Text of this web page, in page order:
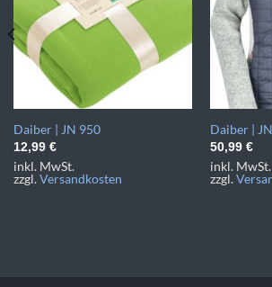
Daiber | JN 950
12,99 €
inkl. MwSt.
zzgl.Versandkosten
Daiber |
50,99 €
inkl. MwSt.
zzgl.